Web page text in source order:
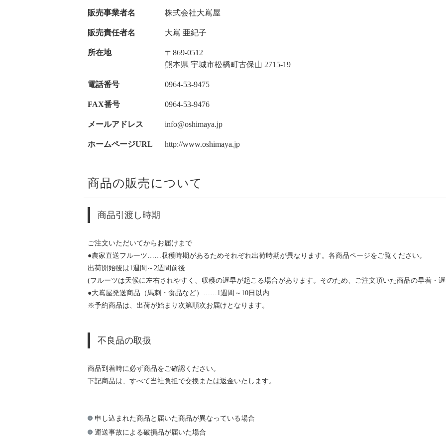
販売事業者名 株式会社大嶌屋
販売責任者名 大嶌 亜紀子
所在地
〒869-0512
熊本県 宇城市松橋町古保山 2715-19
電話番号 0964-53-9475
FAX番号 0964-53-9476
メールアドレス info@oshimaya.jp
ホームページURL http://www.oshimaya.jp
商品の販売について
商品引渡し時期
ご注文いただいてからお届けまで
●農家直送フルーツ……収穫時期があるためそれぞれ出荷時期が異なります。各商品ページをご覧ください。
出荷開始後は1週間～2週間前後
(フルーツは天候に左右されやすく、収穫の遅早が起こる場合があります。そのため、ご注文頂いた商品の早着・
●大嶌屋発送商品（馬刺・食品など）……1週間～10日以内
※予約商品は、出荷が始まり次第順次お届けとなります。
不良品の取扱
商品到着時に必ず商品をご確認ください。
下記商品は、すべて当社負担で交換または返金いたします。
申し込まれた商品と届いた商品が異なっている場合
運送事故による破損品が届いた場合